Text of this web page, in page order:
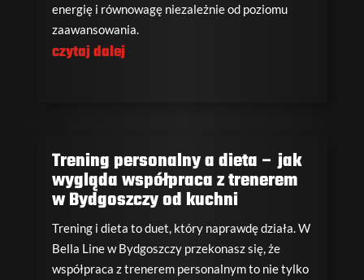
energię i równowagę niezależnie od poziomu
zaawansowania.
czytaj dalej
Trening personalny a dieta – jak
wygląda współpraca z trenerem
w Bydgoszczy od kuchni
Trening i dieta to duet, który naprawdę działa. W
Bella Line w Bydgoszczy przekonasz się, że
współpraca z trenerem personalnym to nie tylko